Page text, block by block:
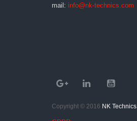
mail: info@nk-technics.com
Copyright © 2016 NK Technics